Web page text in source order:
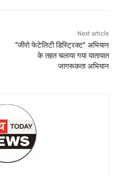
Next article
“जीरो फेटेलिटी डिस्ट्रिक्ट” अभियान
के तहत चलाया गया यातायात
जागरूकता अभियान